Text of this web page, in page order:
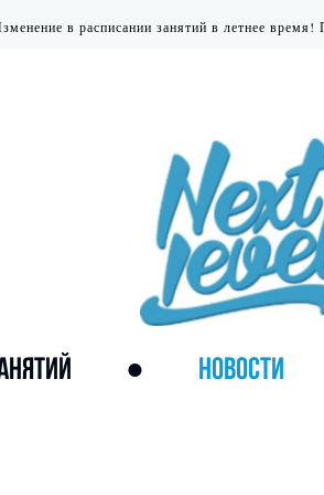
в расписании занятий в летнее
● НОВОСТИ